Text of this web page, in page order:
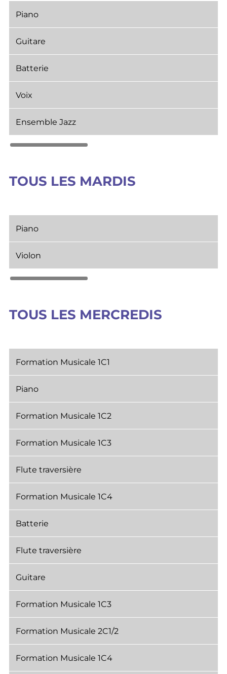
Piano
Guitare
Batterie
Voix
Ensemble Jazz
TOUS LES MARDIS
Piano
Violon
TOUS LES MERCREDIS
Formation Musicale 1C1
Piano
Formation Musicale 1C2
Formation Musicale 1C3
Flute traversière
Formation Musicale 1C4
Batterie
Flute traversière
Guitare
Formation Musicale 1C3
Formation Musicale 2C1/2
Formation Musicale 1C4